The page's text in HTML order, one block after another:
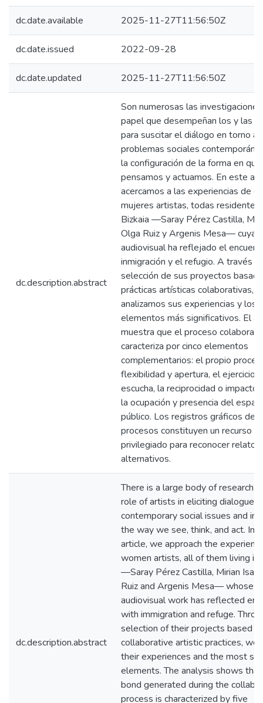
dc.date.available 2025-11-27T11:56:50Z
dc.date.issued 2022-09-28
dc.date.updated 2025-11-27T11:56:50Z
dc.description.abstract
Son numerosas las
papel que desempeñan los y las
para suscitar el diálogo en torno a
problemas sociales
la configuración de la forma en
pensamos y actuamos. En este
acercamos a las experiencias de
mujeres artistas, todas residentes
Bizkaia —Saray Pérez Castilla,
Olga Ruiz y Argenis Mesa— cuya
audiovisual ha reflejado el
inmigración y el refugio. A través
selección de sus proyectos
prácticas artísticas colaborativas,
analizamos sus experiencias y los
elementos más significativos. El
muestra que el proceso
caracteriza por cinco elementos
complementarios: el propio
flexibilidad y apertura, el ejercicio
escucha, la reciprocidad o impacto
la ocupación y presencia del
público. Los registros gráficos de
procesos constituyen un recurso
privilegiado para reconocer relatos
alternativos.
dc.description.abstract
There is a large body of research
role of artists in eliciting dialogue
contemporary social issues and in
the way we see, think, and act. In
article, we approach the
women artists, all of them living in
—Saray Pérez Castilla, Mirian
Ruiz and Argenis Mesa— whose
audiovisual work has reflected
with immigration and refuge.
selection of their projects based
collaborative artistic practices, we
their experiences and the most
elements. The analysis shows
bond generated during the
process is characterized by five